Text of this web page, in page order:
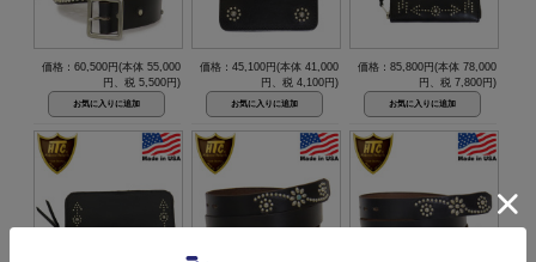
価格：60,500円(本体 55,000
円、税 5,500円)
価格：45,100円(本体 41,000
円、税 4,100円)
価格：85,800円(本体 78,000
円、税 7,800円)